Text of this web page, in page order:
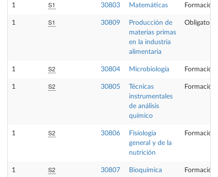
1 S1 30803 Matemáticas Formación
1 S1 30809
Producción de
materias primas
en la industria
alimentaria
Obligatoria
1 S2 30804 Microbiología Formación
1 S2 30805
Técnicas
instrumentales
de análisis
químico
Formación
1 S2 30806
Fisiología
general y de la
nutrición
Formación
1 S2 30807 Bioquímica Formación